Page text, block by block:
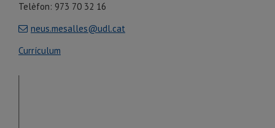
Telèfon: 973 70 32 16
neus.mesalles@udl.cat
Currículum